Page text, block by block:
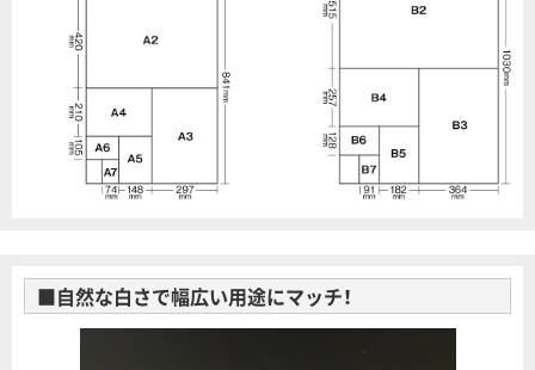
■自然な白さで幅広い用途にマッチ！